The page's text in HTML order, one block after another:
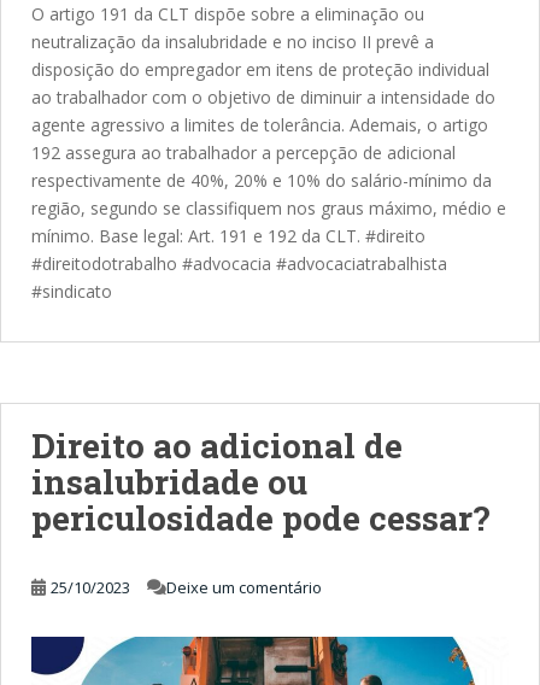
O artigo 191 da CLT dispõe sobre a eliminação ou
neutralização da insalubridade e no inciso II prevê a
disposição do empregador em itens de proteção individual
ao trabalhador com o objetivo de diminuir a intensidade do
agente agressivo a limites de tolerância. Ademais, o artigo
192 assegura ao trabalhador a percepção de adicional
respectivamente de 40%, 20% e 10% do salário-mínimo da
região, segundo se classifiquem nos graus máximo, médio e
mínimo. Base legal: Art. 191 e 192 da CLT. #direito
#direitodotrabalho #advocacia #advocaciatrabalhista
#sindicato
Direito ao adicional de
insalubridade ou
periculosidade pode cessar?
25/10/2023 Deixe um comentário